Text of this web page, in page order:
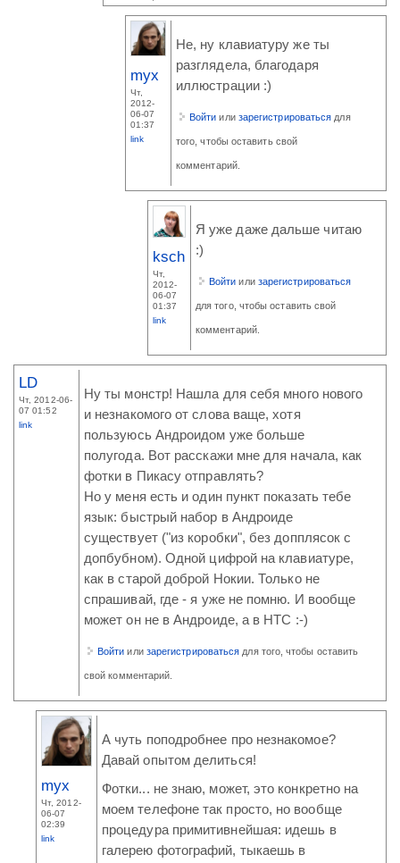
myx
Чт,
2012-
06-07
01:37
link
Не, ну клавиатуру же ты
разглядела, благодаря
иллюстрации :)
Войти или зарегистрироваться для
того, чтобы оставить свой
комментарий.
ksch
Чт,
2012-
06-07
01:37
link
Я уже даже дальше читаю
:)
Войти или зарегистрироваться
для того, чтобы оставить свой
комментарий.
LD
Чт, 2012-06-
07 01:52
link
Ну ты монстр! Нашла для себя много нового
и незнакомого от слова ваще, хотя
пользуюсь Андроидом уже больше
полугода. Вот расскажи мне для начала, как
фотки в Пикасу отправлять?
Но у меня есть и один пункт показать тебе
язык: быстрый набор в Андроиде
существует ("из коробки", без допплясок с
допбубном). Одной цифрой на клавиатуре,
как в старой доброй Нокии. Только не
спрашивай, где - я уже не помню. И вообще
может он не в Андроиде, а в НТС :-)
Войти или зарегистрироваться для того, чтобы оставить
свой комментарий.
myx
Чт, 2012-
06-07
02:39
link
А чуть поподробнее про незнакомое?
Давай опытом делиться!
Фотки... не знаю, может, это конкретно на
моем телефоне так просто, но вообще
процедура примитивнейшая: идешь в
галерею фотографий, тыкаешь в